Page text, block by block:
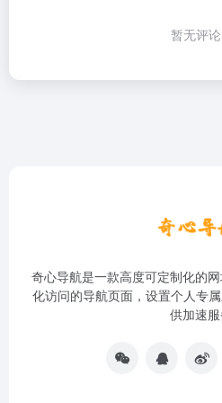
暂无评
奇心导航是一款高度可定制化的
化访问的导航页面，设置个人专
供加速